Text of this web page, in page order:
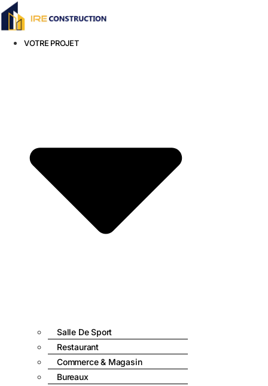
Aller
VOTRE PROJET
Salle De Sport
Restaurant
Commerce & Magasin
Bureaux